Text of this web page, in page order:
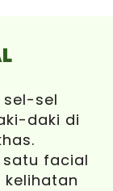
sel-sel
daki di
satu facial
kelihatan